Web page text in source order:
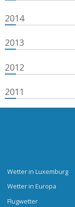
2014
2013
2012
2011
Wetter in Luxemburg
Wetter in Europa
Flugwetter